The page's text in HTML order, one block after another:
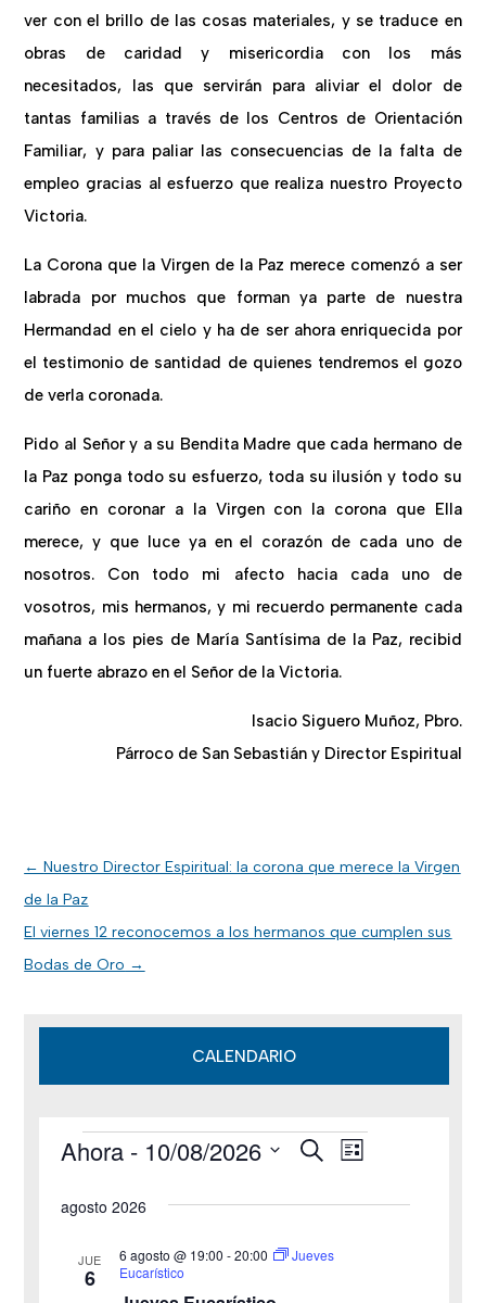
ver con el brillo de las cosas materiales, y se traduce en
obras de caridad y misericordia con los más
necesitados, las que servirán para aliviar el dolor de
tantas familias a través de los Centros de Orientación
Familiar, y para paliar las consecuencias de la falta de
empleo gracias al esfuerzo que realiza nuestro Proyecto
Victoria.
La Corona que la Virgen de la Paz merece comenzó a ser
labrada por muchos que forman ya parte de nuestra
Hermandad en el cielo y ha de ser ahora enriquecida por
el testimonio de santidad de quienes tendremos el gozo
de verla coronada.
Pido al Señor y a su Bendita Madre que cada hermano de
la Paz ponga todo su esfuerzo, toda su ilusión y todo su
cariño en coronar a la Virgen con la corona que Ella
merece, y que luce ya en el corazón de cada uno de
nosotros. Con todo mi afecto hacia cada uno de
vosotros, mis hermanos, y mi recuerdo permanente cada
mañana a los pies de María Santísima de la Paz, recibid
un fuerte abrazo en el Señor de la Victoria.
Isacio Siguero Muñoz, Pbro.
Párroco de San Sebastián y Director Espiritual
←Nuestro Director Espiritual: la corona que merece la Virgen
de la Paz
El viernes 12 reconocemos a los hermanos que cumplen sus
Bodas de Oro →
CALENDARIO
Eventos
N
a
v
B
c
r
N
L
s
Ahora - 10/08/2026
e
agosto 2026
JUE
6
6 agosto @ 19:00 -20:00
Jueves
Eucarístico